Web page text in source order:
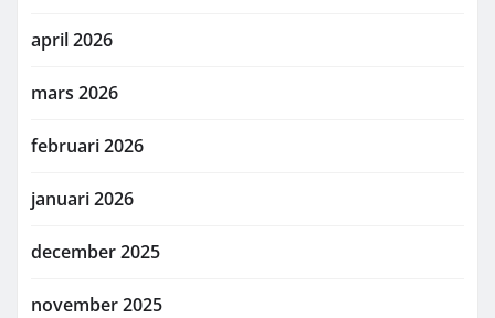
april 2026
mars 2026
februari 2026
januari 2026
december 2025
november 2025